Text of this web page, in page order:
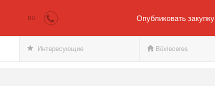
iepirkumi.lv Покупателю и продавцу
RU Опубликовать закупку
Интересующие Būvieceres